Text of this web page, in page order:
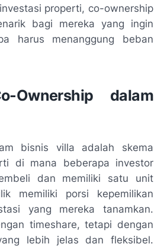
properti, co-ownership
bagi mereka yang ingin
harus menanggung beban
Ownership dalam
bisnis villa adalah skema
di mana beberapa investor
dan memiliki satu unit
memiliki porsi kepemilikan
yang mereka tanamkan.
timeshare, tetapi dengan
lebih jelas dan fleksibel.